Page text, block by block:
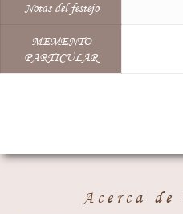
Notas del festejo
MEMENTO
PARTICULAR
Acerca